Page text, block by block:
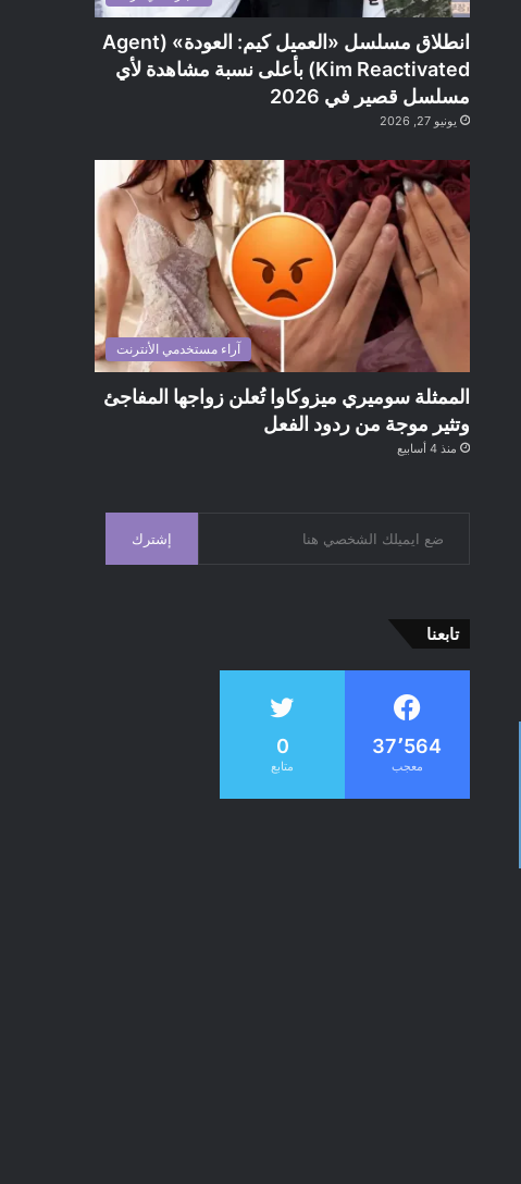
انطلاق مسلسل «العميل كيم: العودة» (Agent
Kim Reactivated) بأعلى نسبة مشاهدة لأي
مسلسل قصير في 2026
يونيو 27, 2026
آراء مستخدمي الأنترنت
الممثلة سوميري ميزوكاوا تُعلن زواجها المفاجئ
وتثير موجة من ردود الفعل
منذ 4 أسابيع
إشترك
تابعنا
37٬564
معجب
0
متابع